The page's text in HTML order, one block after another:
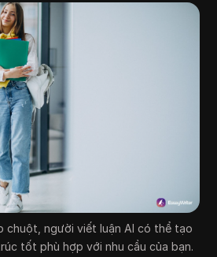
chuột, người viết luận AI có thể tạo
tốt phù hợp với nhu cầu của bạn.